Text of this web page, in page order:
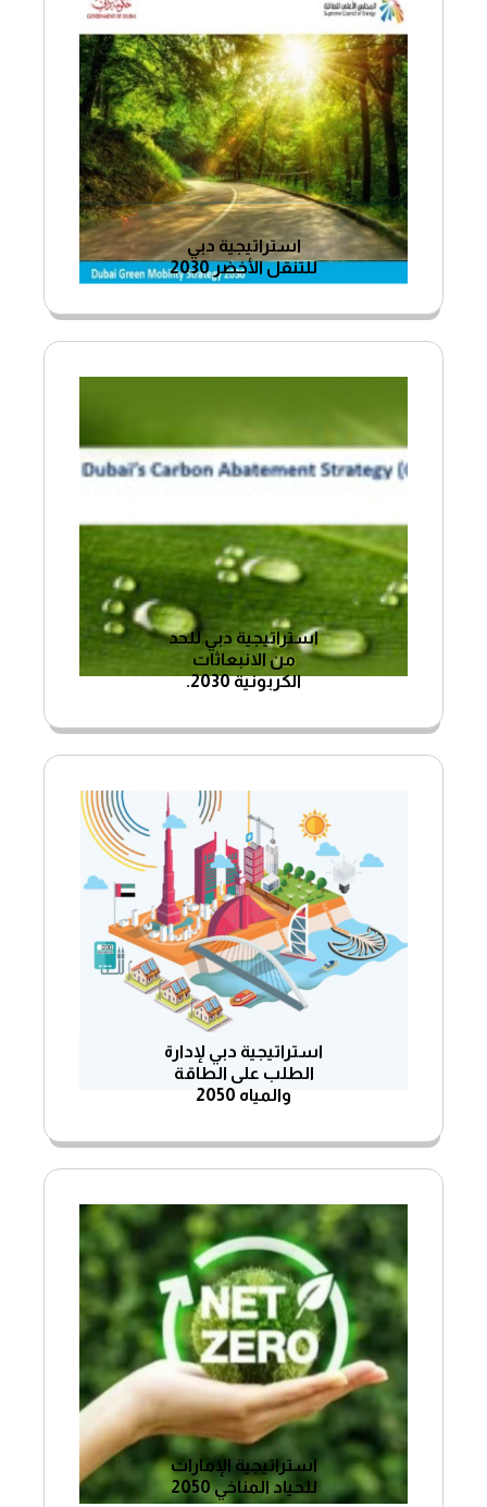
استراتيجية دبي
للتنقل الأخضر 2030
استراتيجية دبي للحد
من الانبعاثات
الكربونية 2030.
استراتيجية دبي لإدارة
الطلب على الطاقة
والمياه 2050
استراتيجية الإمارات
للحياد المناخي 2050